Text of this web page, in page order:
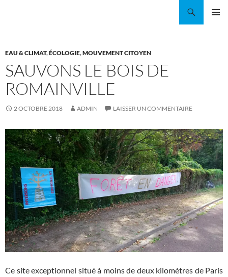
EAU & CLIMAT,ÉCOLOGIE,MOUVEMENT CITOYEN
SAUVONS LE BOIS DE
ROMAINVILLE
2 OCTOBRE 2018 ADMIN LAISSER UN COMMENTAIRE
Ce site exceptionnel situé à moins de deux kilomètres de Paris